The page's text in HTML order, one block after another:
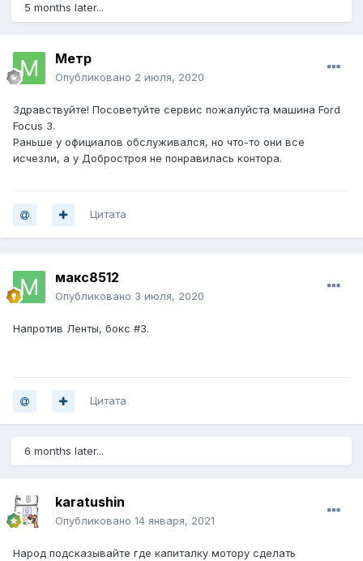
5 months later...
Метр
Опубликовано 2 июля, 2020
Здравствуйте! Посоветуйте сервис пожалуйста машина Ford
Focus 3.
Раньше у официалов обслуживался, но что-то они все
исчезли, а у Добростроя не понравилась контора.
Цитата
макс8512
Опубликовано 3 июля, 2020
Напротив Ленты, бокс #3.
Цитата
6 months later...
karatushin
Опубликовано 14 января, 2021
Народ подсказывайте где капиталку мотору сделать